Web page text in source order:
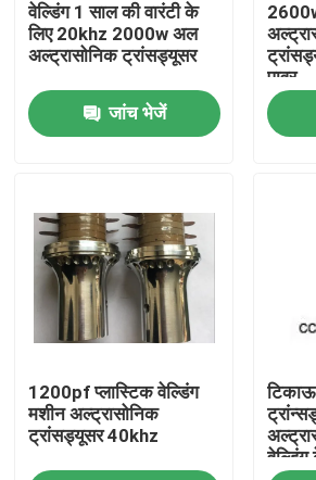
उत्पादों
हमारे बारे में
कारखाना भ्रमण
गुणवत्ता नियंत्रण
वेल्डिंग 1 साल की वारंटी के
लिए 20khz 2000w अल
अल्ट्रासोनिक ट्रांसड्यूसर
जांच भेजें
पावर
1200pf प्लास्टिक वेल्डिंग
मशीन अल्ट्रासोनिक
ट्रांसड्यूसर 40khz
वेल्डिंग